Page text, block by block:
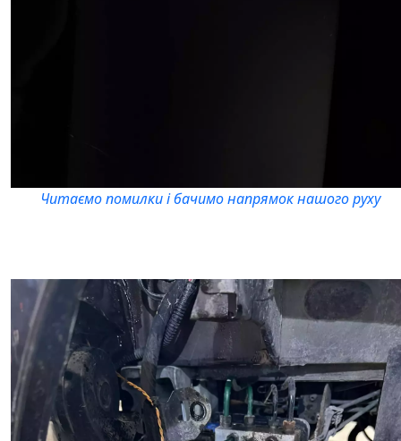
Читаємо помилки і бачимо напрямок нашого руху